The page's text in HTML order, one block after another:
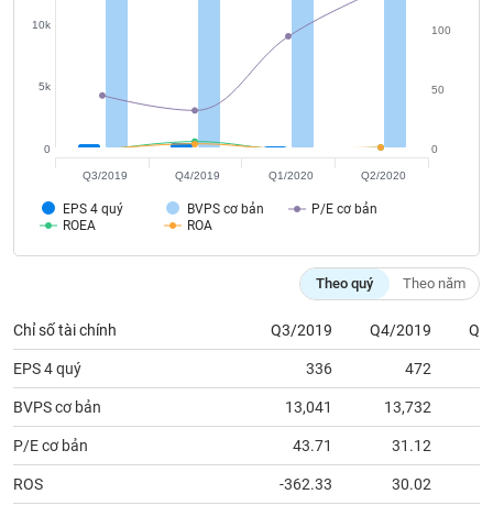
EPS 4 quý BVPS cơ bản
P/E cơ bản
ROEA
ROA
0
5k
10k
0
50
100
Q3/2019 Q4/2019 Q1/2020 Q2/2020
Theo quý Theo năm
Chỉ số tài chính Q3/2019 Q4/2019
EPS 4 quý 336 472
BVPS cơ bản 13,041 13,732
P/E cơ bản 43.71 31.12
ROS -362.33 30.02
Công
tài
chính